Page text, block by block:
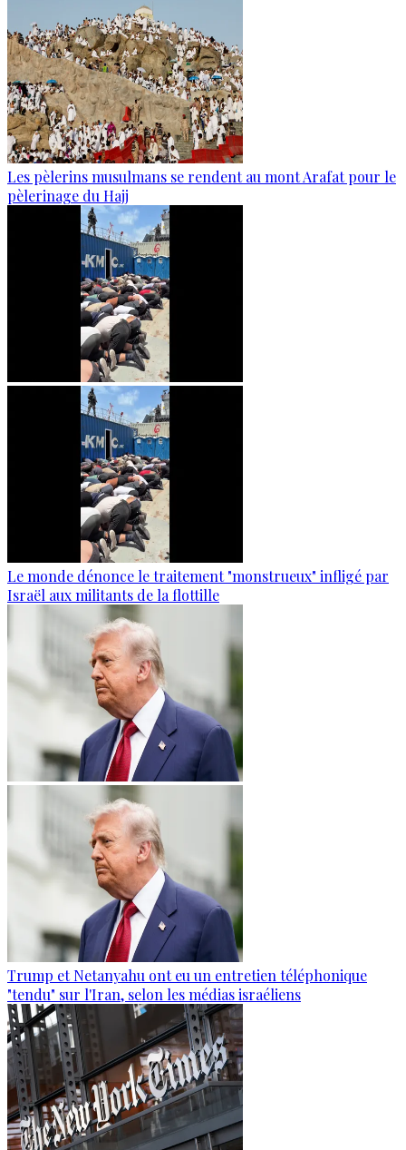
Les pèlerins musulmans se rendent au mont Arafat pour le
pèlerinage du Hajj
Le monde dénonce le traitement "monstrueux" infligé par
Israël aux militants de la flottille
Trump et Netanyahu ont eu un entretien téléphonique
"tendu" sur l'Iran, selon les médias israéliens